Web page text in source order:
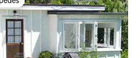
dos hóspedes